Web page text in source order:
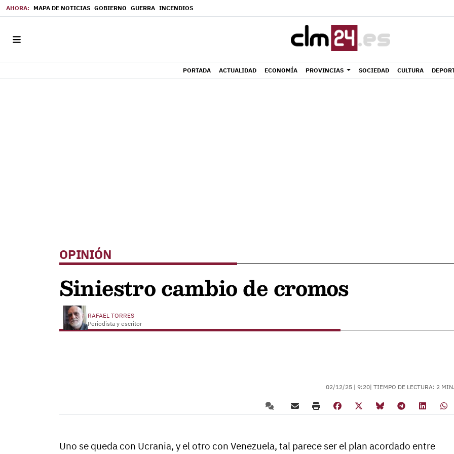
MAPA DE NOTICIAS GOBIERNO GUERRA INCENDIOS
PORTADA ACTUALIDAD ECONOMÍA PROVINCIAS SOCIEDAD CULTURA
OPINIÓN
Siniestro cambio de cromos
RAFAEL TORRES
Periodista y escritor
02/12/25 | 9:20| TIEMPO DE LECTURA: 2 MIN.
Uno se queda con Ucrania, y el otro con Venezuela, tal parece ser el plan acordado entre